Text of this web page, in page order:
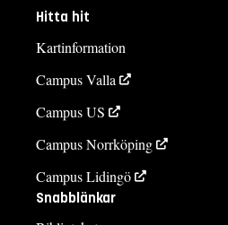
Hitta hit
Kartinformation
Campus Valla
Campus US
Campus Norrköping
Campus Lidingö
Snabblänkar